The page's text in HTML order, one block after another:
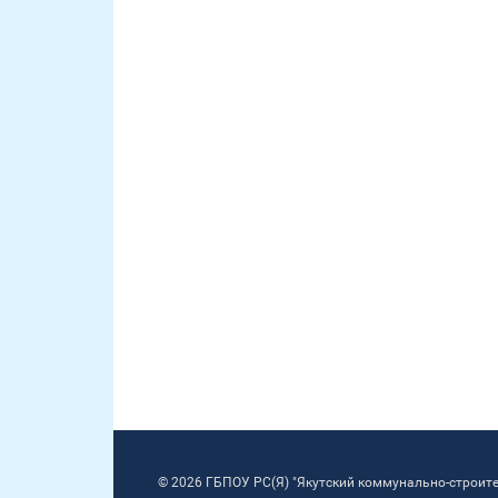
© 2026 ГБПОУ РС(Я) "Якутский коммунально-